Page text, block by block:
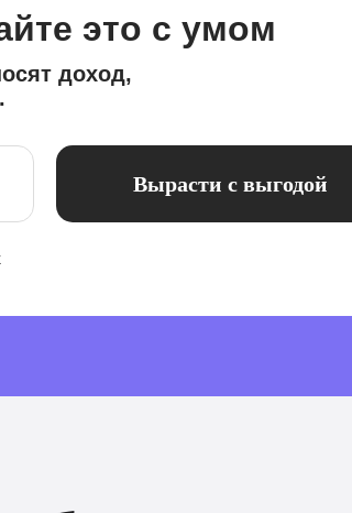
Вырасти с выгодой
доход,
это с умом